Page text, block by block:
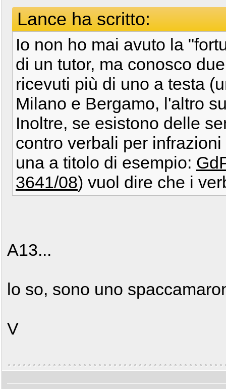
Lance ha scritto:
Io non ho mai avuto la
di un tutor, ma conosco
ricevuti più di uno a testa
Milano e Bergamo, l'altro
Inoltre, se esistono delle
contro verbali per
una a titolo di esempio:
3641/08) vuol dire che i
A13...
lo so, sono uno
V